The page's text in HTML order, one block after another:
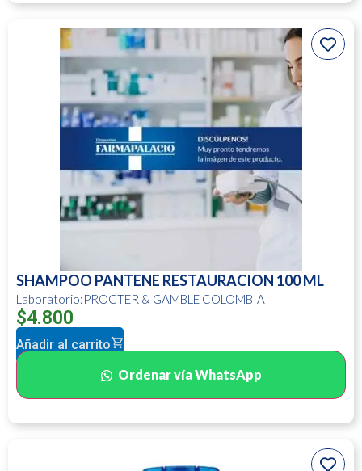
SHAMPOO PANTENE RESTAURACION 100 ML
Laboratorio:PROCTER & GAMBLE COLOMBIA
$4.800
Añadir al carrito
Ordenar vía WhatsApp